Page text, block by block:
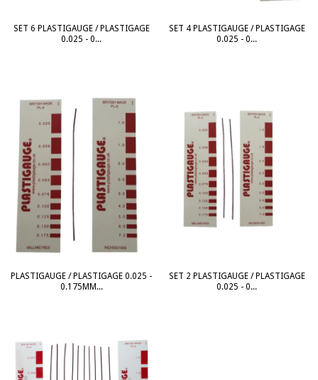
SET 6 PLASTIGAUGE / PLASTIGAGE
0.025 - 0...
SET 4 PLASTIGAUGE / PLASTIGAGE
0.025 - 0...
PLASTIGAUGE / PLASTIGAGE 0.025 -
0.175MM...
SET 2 PLASTIGAUGE / PLASTIGAGE
0.025 - 0...